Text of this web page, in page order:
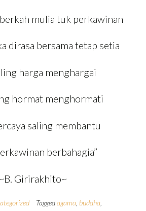
mulia tuk perkawinan
dirasa bersama tetap setia
harga menghargai
hormat menghormati
saling membantu
berbahagia”
Girirakhito~
Taggedagama buddha